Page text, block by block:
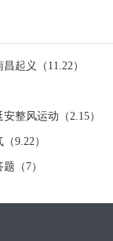
起义（11.22）
整风运动（2.15）
9.22）
（7）